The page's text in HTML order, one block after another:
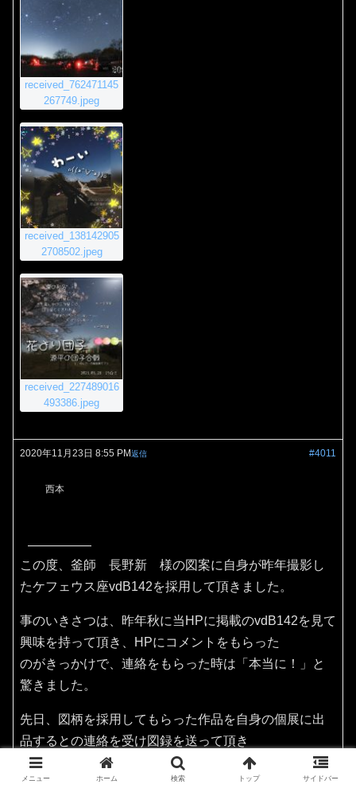
received_762471145
267749.jpeg
received_138142905
2708502.jpeg
received_227489016
493386.jpeg
2020年11月23日 8:55 PM #4011
返信
西本
この度、釜師 長野新 様の図案に自身が昨年撮影し
たケフェウス座vdB142を採用して頂きました。
事のいきさつは、昨年秋に当HPに掲載のvdB142を見て
興味を持って頂き、HPにコメントをもらった
のがきっかけで、連絡をもらった時は「本当に！」と
驚きました。
先日、図柄を採用してもらった作品を自身の個展に出
品するとの連絡を受け図録を送って頂き
その作品を見てビックリ！てっきり陶器作品だと思っ
ておりましたが、なんと和銑釜（茶の湯釜）でした。
メニュー ホーム 検索 トップ サイドバー